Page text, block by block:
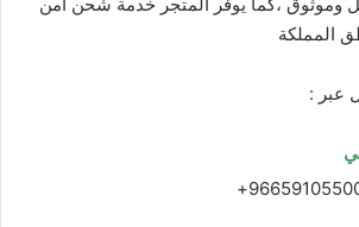
المملكة
عبر :